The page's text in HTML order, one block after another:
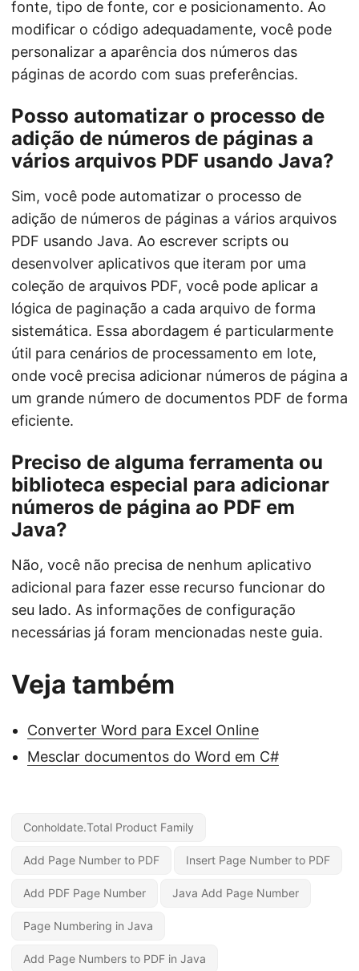
fonte, tipo de fonte, cor e posicionamento. Ao
modificar o código adequadamente, você pode
personalizar a aparência dos números das
páginas de acordo com suas preferências.
Posso automatizar o processo de
adição de números de páginas a
vários arquivos PDF usando Java?
Sim, você pode automatizar o processo de
adição de números de páginas a vários arquivos
PDF usando Java. Ao escrever scripts ou
desenvolver aplicativos que iteram por uma
coleção de arquivos PDF, você pode aplicar a
lógica de paginação a cada arquivo de forma
sistemática. Essa abordagem é particularmente
útil para cenários de processamento em lote,
onde você precisa adicionar números de página a
um grande número de documentos PDF de forma
eficiente.
Preciso de alguma ferramenta ou
biblioteca especial para adicionar
números de página ao PDF em
Java?
Não, você não precisa de nenhum aplicativo
adicional para fazer esse recurso funcionar do
seu lado. As informações de configuração
necessárias já foram mencionadas neste guia.
Veja também
Converter Word para Excel Online
Mesclar documentos do Word em C#
Conholdate.Total Product Family
Add Page Number to PDF Insert Page Number to PDF
Add PDF Page Number Java Add Page Number
Page Numbering in Java
Add Page Numbers to PDF in Java